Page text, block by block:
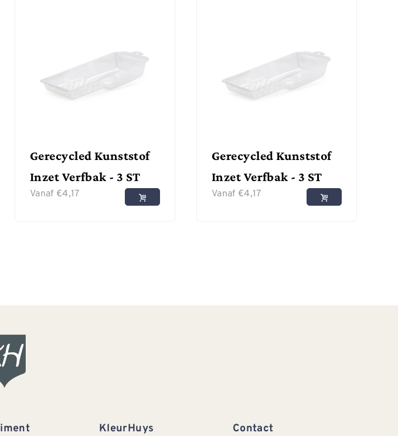
Gerecycled Kunststof
Inzet Verfbak - 3 ST
Vanaf €4,17
Gerecycled Kunststof
Inzet Verfbak - 3 ST
Vanaf €4,17
KleurHuys
Contact